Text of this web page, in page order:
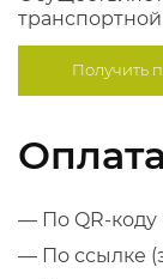
Получить
Оплата
— По QR-коду
— По ссылке